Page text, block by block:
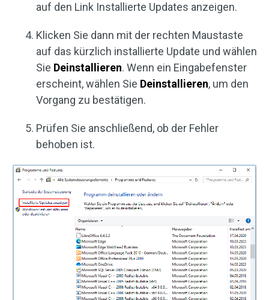
auf den Link Installierte Updates anzeigen.
Klicken Sie dann mit der rechten Maustaste
auf das kürzlich installierte Update und wählen
Sie Deinstallieren. Wenn ein Eingabefenster
erscheint, wählen Sie Deinstallieren, um den
Vorgang zu bestätigen.
Prüfen Sie anschließend, ob der Fehler
behoben ist.